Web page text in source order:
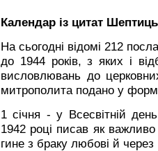
Календар із цитат
На сьогодні відомі 212
до 1944 років, з яких і
висловлювань до
митрополита подано у
1 січня - у Всесвітній
1942 році писав як
гине з браку любові й